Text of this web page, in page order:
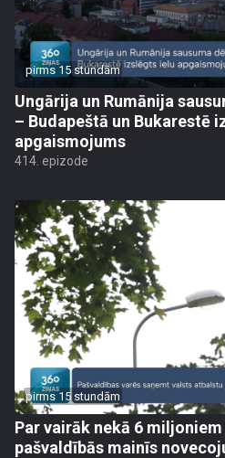
pirms 15 stundām
Ungārija un Rumānija
– Budapeštā un Bukarestē
apgaismojums
414. epizode
pirms 15 stundām
Par vairāk nekā 6
pašvaldībās mainīs